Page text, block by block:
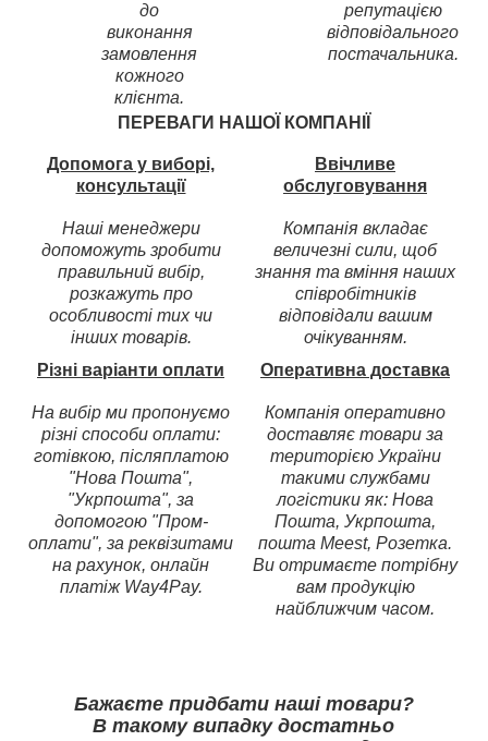
до
виконання
замовлення
кожного
клієнта.
репутацією
відповідального
постачальника.
ПЕРЕВАГИ НАШОЇ КОМПАНІЇ
Допомога у виборі,
консультації
Наші менеджери
допоможуть зробити
правильний вибір,
розкажуть про
особливості тих чи
інших товарів.
Ввічливе
обслуговування
Компанія вкладає
величезні сили, щоб
знання та вміння наших
співробітників
відповідали вашим
очікуванням.
Різні варіанти оплати
На вибір ми пропонуємо
різні способи оплати:
готівкою, післяплатою
"Нова Пошта",
"Укрпошта", за
допомогою "Пром-
оплати", за реквізитами
на рахунок, онлайн
платіж Way4Pay.
Оперативна доставка
Компанія оперативно
доставляє товари за
територією України
такими службами
логістики як: Нова
Пошта, Укрпошта,
пошта Meest, Розетка.
Ви отримаєте потрібну
вам продукцію
найближчим часом.
Бажаєте придбати наші товари?
В такому випадку достатньо